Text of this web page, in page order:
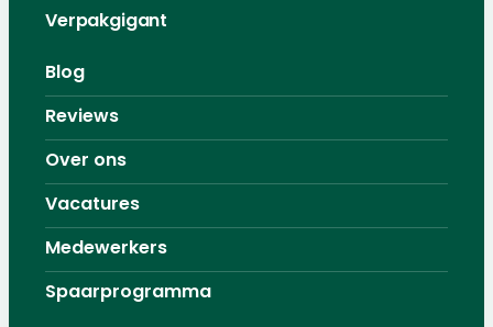
Verpakgigant
Blog
Reviews
Over ons
Vacatures
Medewerkers
Spaarprogramma